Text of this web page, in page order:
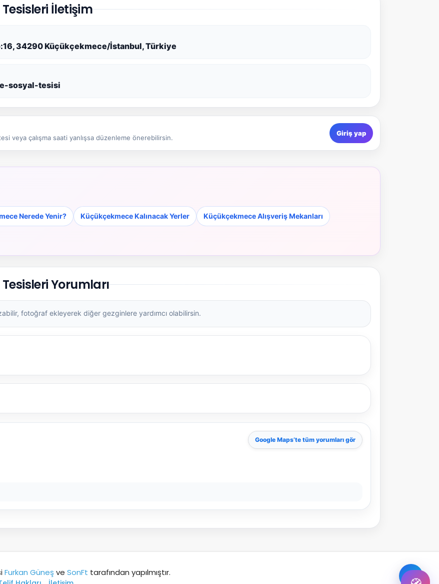
İletişim
34290 Küçükçekmece/İstanbul, Türkiye
sosyal-tesisi
veya çalışma saati yanlışsa düzenleme önerebilirsin.
Giriş yap
Nerede Yenir? Küçükçekmece Kalınacak Yerler Küçükçekmece Alışveriş Mekanları
Yorumları
fotoğraf ekleyerek diğer gezginlere yardımcı olabilirsin.
Google Maps’te tüm yorumları gör
Furkan Güneş ve SonFt tarafından yapılmıştır.
AI kullanmadan, sitedeki gerçek yerlerle akıllı rota
önerir.
Şehir / ilçe
🧭 Rehber ⭐ Popüler ✨ İlk kez gelen
🏛️ Tarihi 🌿 Doğa
☔ Yağmurlu ₺ Ekonomik
Durak